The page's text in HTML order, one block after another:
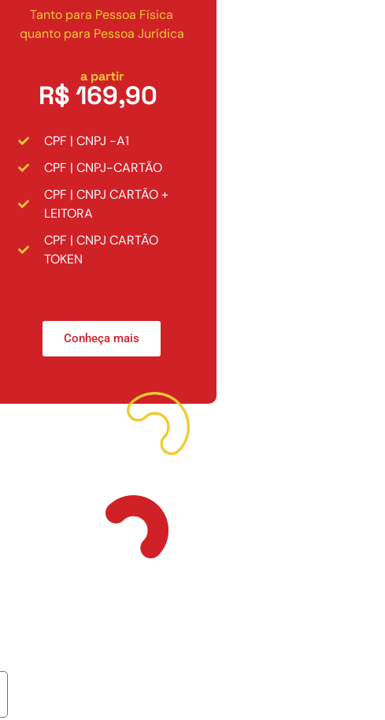
Tanto para Pessoa Física
quanto para Pessoa Jurídica
a partir
R$ 169,90
CPF | CNPJ -A1
CPF | CNPJ-CARTÃO
CPF | CNPJ CARTÃO +
LEITORA
CPF | CNPJ CARTÃO
TOKEN
Conheça mais